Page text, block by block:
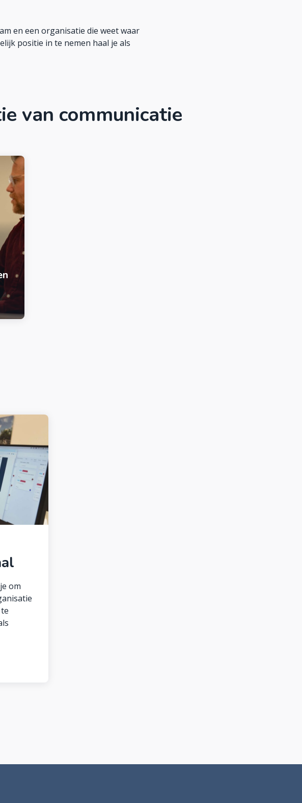
en een organisatie die weet waar
positie in te nemen haal je als
van communicatie
om